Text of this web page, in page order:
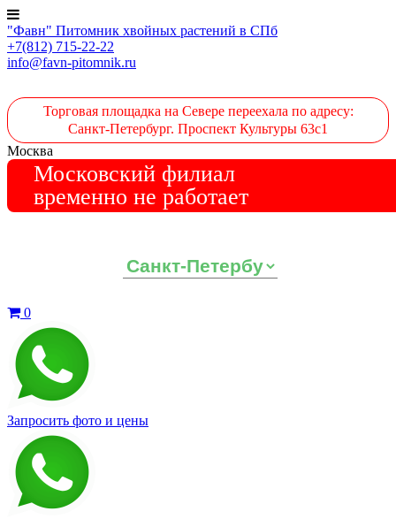
"Фавн" Питомник хвойных растений в СПб
+7(812) 715-22-22
info@favn-pitomnik.ru
Торговая площадка на Севере переехала по адресу:
Санкт-Петербург. Проспект Культуры 63с1
Москва
Московский филиал
временно не работает
0
Запросить фото и цены